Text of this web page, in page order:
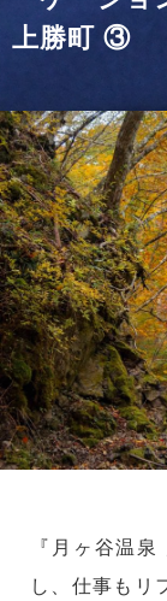
上勝町 ③
『月ヶ谷温
し、仕事もリ